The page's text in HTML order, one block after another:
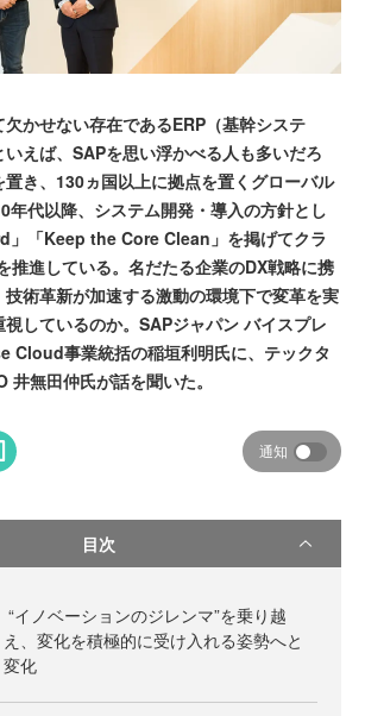
かせない存在であるERP（基幹システ
えば、SAPを思い浮かべる人も多いだろ
置き、130ヵ国以上に拠点を置くグローバル
年代以降、システム開発・導入の方針とし
「Keep the Core Clean」を掲げてクラ
推進している。名だたる企業のDX戦略に携
術革新が加速する激動の環境下で変革を実
しているのか。SAPジャパン バイスプレ
Cloud事業統括の稲垣利明氏に、テックタ
井無田仲氏が話を聞いた。
通知
目次
“イノベーションのジレンマ”を乗り越
え、変化を積極的に受け入れる姿勢へと
変化